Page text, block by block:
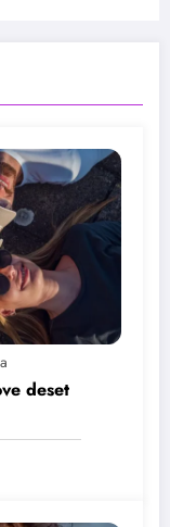
deset